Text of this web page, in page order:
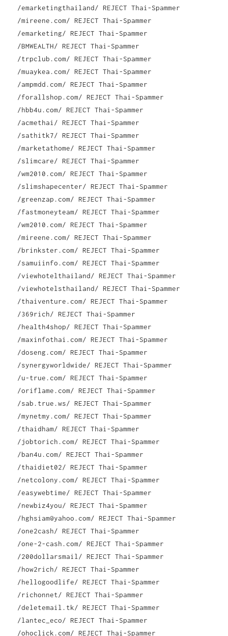
/emarketingthailand/ REJECT Thai-Spammer
/mireene.com/ REJECT Thai-Spammer
/emarketing/ REJECT Thai-Spammer
/BMWEALTH/ REJECT Thai-Spammer
/trpclub.com/ REJECT Thai-Spammer
/muaykea.com/ REJECT Thai-Spammer
/ampmdd.com/ REJECT Thai-Spammer
/forallshop.com/ REJECT Thai-Spammer
/hbb4u.com/ REJECT Thai-Spammer
/acmethai/ REJECT Thai-Spammer
/sathitk7/ REJECT Thai-Spammer
/marketathome/ REJECT Thai-Spammer
/slimcare/ REJECT Thai-Spammer
/wm2010.com/ REJECT Thai-Spammer
/slimshapecenter/ REJECT Thai-Spammer
/greenzap.com/ REJECT Thai-Spammer
/fastmoneyteam/ REJECT Thai-Spammer
/wm2010.com/ REJECT Thai-Spammer
/mireene.com/ REJECT Thai-Spammer
/brinkster.com/ REJECT Thai-Spammer
/samuiinfo.com/ REJECT Thai-Spammer
/viewhotelthailand/ REJECT Thai-Spammer
/viewhotelsthailand/ REJECT Thai-Spammer
/thaiventure.com/ REJECT Thai-Spammer
/369rich/ REJECT Thai-Spammer
/health4shop/ REJECT Thai-Spammer
/maxinfothai.com/ REJECT Thai-Spammer
/doseng.com/ REJECT Thai-Spammer
/synergyworldwide/ REJECT Thai-Spammer
/u-true.com/ REJECT Thai-Spammer
/oriflame.com/ REJECT Thai-Spammer
/sab.true.ws/ REJECT Thai-Spammer
/mynetmy.com/ REJECT Thai-Spammer
/thaidham/ REJECT Thai-Spammer
/jobtorich.com/ REJECT Thai-Spammer
/ban4u.com/ REJECT Thai-Spammer
/thaidiet02/ REJECT Thai-Spammer
/netcolony.com/ REJECT Thai-Spammer
/easywebtime/ REJECT Thai-Spammer
/newbiz4you/ REJECT Thai-Spammer
/hghsiam@yahoo.com/ REJECT Thai-Spammer
/one2cash/ REJECT Thai-Spammer
/one-2-cash.com/ REJECT Thai-Spammer
/200dollarsmail/ REJECT Thai-Spammer
/how2rich/ REJECT Thai-Spammer
/hellogoodlife/ REJECT Thai-Spammer
/richonnet/ REJECT Thai-Spammer
/deletemail.tk/ REJECT Thai-Spammer
/lantec_eco/ REJECT Thai-Spammer
/ohoclick.com/ REJECT Thai-Spammer